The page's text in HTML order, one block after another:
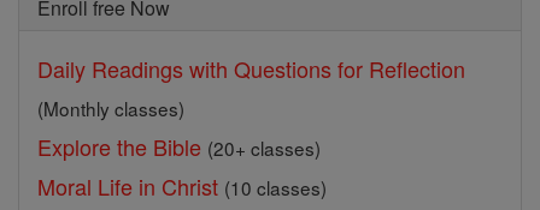
Enroll free Now
Daily Readings with Questions for Reflection
(Monthly classes)
Explore the Bible (20+ classes)
Moral Life in Christ (10 classes)